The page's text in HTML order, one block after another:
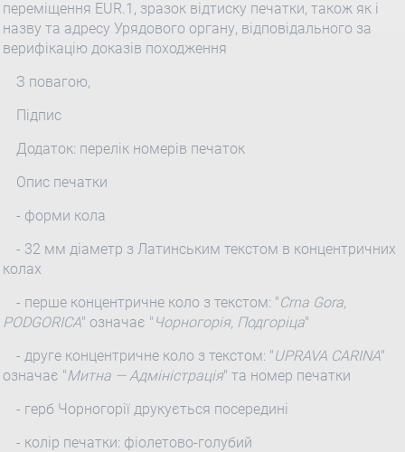
переміщення EUR.1, зразок відтиску печатки, також як і
назву та адресу Урядового органу, відповідального за
верифікацію доказів походження
З повагою,
Підпис
Додаток: перелік номерів печаток
Опис печатки
- форми кола
- 32 мм діаметр з Латинським текстом в концентричних
колах
- перше концентричне коло з текстом: "Crna Gora,
PODGORICA" означає " Чорногорія, Подгоріца"
- друге концентричне коло з текстом: "UPRAVA CARINA"
означає "Митна — Адміністрація" та номер печатки
- герб Чорногорії друкується посередині
- колір печатки: фіолетово-голубий